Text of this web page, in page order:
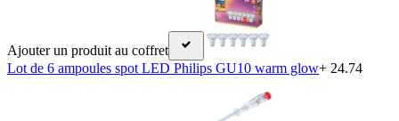
Ajouter un produit au coffret
Lot de 6 ampoules spot LED Philips GU10 warm glow+ 24.74